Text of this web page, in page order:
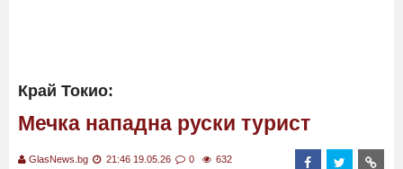
Край Токио:
Мечка нападна руски турист
GlasNews.bg 21:46 19.05.26 0 632